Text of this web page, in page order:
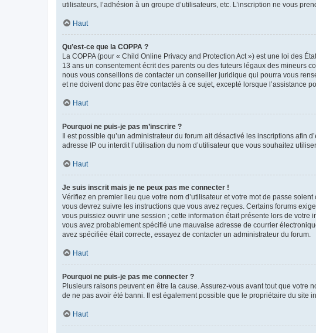
utilisateurs, l’adhésion à un groupe d’utilisateurs, etc. L’inscription ne vous
Haut
Qu’est-ce que la COPPA ?
La COPPA (pour « Child Online Privacy and Protection Act ») est une loi des
13 ans un consentement écrit des parents ou des tuteurs légaux des mineurs
nous vous conseillons de contacter un conseiller juridique qui pourra vous
et ne doivent donc pas être contactés à ce sujet, excepté lorsque l’assistance
Haut
Pourquoi ne puis-je pas m’inscrire ?
Il est possible qu’un administrateur du forum ait désactivé les inscriptions afin
adresse IP ou interdit l’utilisation du nom d’utilisateur que vous souhaitez
Haut
Je suis inscrit mais je ne peux pas me connecter !
Vérifiez en premier lieu que votre nom d’utilisateur et votre mot de passe
vous devrez suivre les instructions que vous avez reçues. Certains forums
vous puissiez ouvrir une session ; cette information était présente lors de
vous avez probablement spécifié une mauvaise adresse de courrier
avez spécifiée était correcte, essayez de contacter un administrateur du forum.
Haut
Pourquoi ne puis-je pas me connecter ?
Plusieurs raisons peuvent en être la cause. Assurez-vous avant tout que votre
de ne pas avoir été banni. Il est également possible que le propriétaire du site
Haut